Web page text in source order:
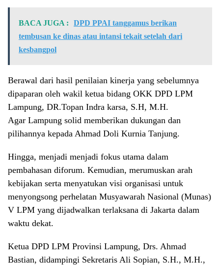
BACA JUGA :
DPD PPAI tanggamus berikan
tembusan ke dinas atau intansi tekait setelah dari
kesbangpol
Berawal dari hasil penilaian kinerja yang sebelumnya
dipaparan oleh wakil ketua bidang OKK DPD LPM
Lampung, DR.Topan Indra karsa, S.H, M.H.
Agar Lampung solid memberikan dukungan dan
pilihannya kepada Ahmad Doli Kurnia Tanjung.
Hingga, menjadi menjadi fokus utama dalam
pembahasan diforum. Kemudian, merumuskan arah
kebijakan serta menyatukan visi organisasi untuk
menyongsong perhelatan Musyawarah Nasional (Munas)
V LPM yang dijadwalkan terlaksana di Jakarta dalam
waktu dekat.
​Ketua DPD LPM Provinsi Lampung, Drs. Ahmad
Bastian, didampingi Sekretaris Ali Sopian, S.H., M.H.,